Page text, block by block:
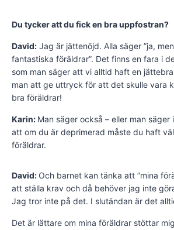
Du tycker att du fick en bra uppfostran?
David: Jag är jättenöjd. Alla säger ”ja,
fantastiska föräldrar”. Det finns en fara i
som man säger att vi alltid haft en
man att ge uttryck för att det skulle vara
bra föräldrar!
Karin: Man säger också – eller man säger
att om du är deprimerad måste du haft
föräldrar.
David: Och barnet kan tänka att ”mina
att ställa krav och då behöver jag inte
Jag tror inte på det. I slutändan är det
Det är lättare om mina föräldrar stöttar